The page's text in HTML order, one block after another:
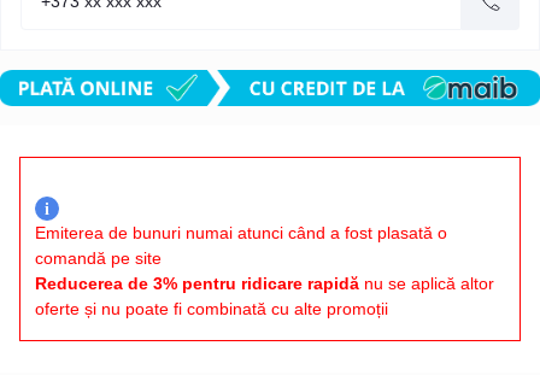
i
Emiterea de bunuri numai atunci când a fost plasată o
comandă pe site
Reducerea de 3% pentru ridicare rapidă nu se aplică altor
oferte și nu poate fi combinată cu alte promoții